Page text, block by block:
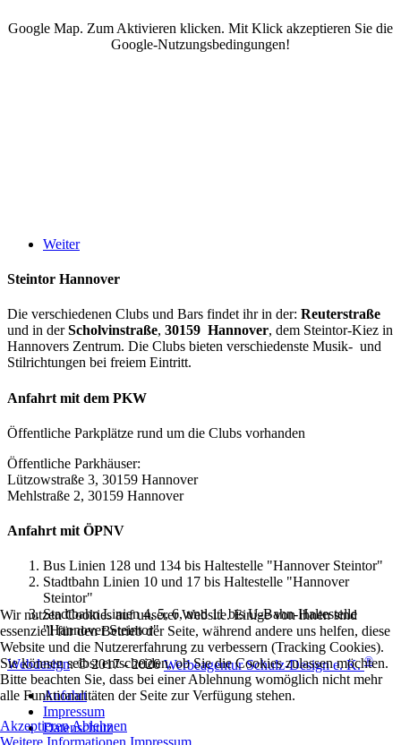
Google Map. Zum Aktivieren klicken. Mit Klick akzeptieren Sie die
Google-Nutzungsbedingungen!
Weiter
Steintor Hannover
Die verschiedenen Clubs und Bars findet ihr in der: Reuterstraße
und in derScholvinstraße, 30159 Hannover, dem Steintor-Kiez in
Hannovers Zentrum. Die Clubs bieten verschiedenste Musik- und
Stilrichtungen bei freiem Eintritt.
Anfahrt mit dem PKW
Öffentliche Parkplätze rund um die Clubs vorhanden
Öffentliche Parkhäuser:
Lützowstraße 3, 30159 Hannover
Mehlstraße 2, 30159 Hannover
Anfahrt mit ÖPNV
Bus Linien 128 und 134 bis Haltestelle "Hannover Steintor"
Stadtbahn Linien 10 und 17 bis Haltestelle "Hannover
Steintor"
Stadtbahn Linien 4, 5, 6, und 11 bis U-Bahn-Haltestelle
"Hannover Steintor"
Webdesign: © 2017 - 2026Werbeagentur Schulz-Design e. K.®
Anfahrt
Impressum
Datenschutz
Wir nutzen Cookies auf unserer Website. Einige von ihnen sind
essenziell für den Betrieb der Seite, während andere uns helfen, diese
Website und die Nutzererfahrung zu verbessern (Tracking Cookies).
Sie können selbst entscheiden, ob Sie die Cookies zulassen möchten.
Bitte beachten Sie, dass bei einer Ablehnung womöglich nicht mehr
alle Funktionalitäten der Seite zur Verfügung stehen.
AkzeptierenAblehnen
Weitere Informationen Impressum